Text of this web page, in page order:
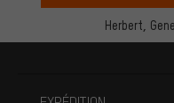
Herbert,